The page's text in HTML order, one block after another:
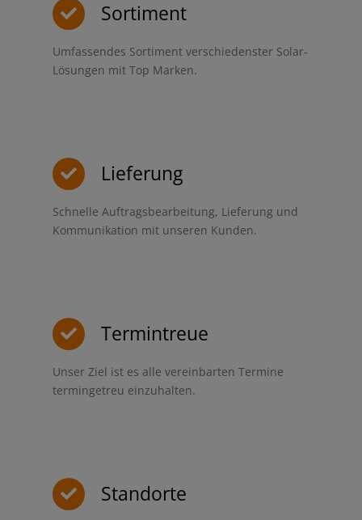
Sortiment
Umfassendes Sortiment verschiedenster Solar-
Lösungen mit Top Marken.
Lieferung
Schnelle Auftragsbearbeitung, Lieferung und
Kommunikation mit unseren Kunden.
Termintreue
Unser Ziel ist es alle vereinbarten Termine
termingetreu einzuhalten.
Standorte